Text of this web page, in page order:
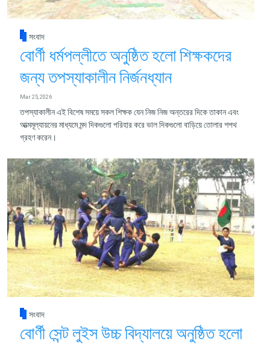
সংবাদ
বোর্ণী ধর্মপল্লীতে অনুষ্ঠিত হলো শিক্ষকদের
জন্য তপস্যাকালীন নির্জনধ্যান
Mar 25, 2026
তপস্যাকালীন এই বিশেষ সময়ে সকল শিক্ষক যেন নিজ নিজ অন্তরের দিকে তাকান এবং
আত্মমূল্যায়নের মাধ্যমে মন্দ দিকগুলো পরিহার করে ভাল দিকগুলো বাড়িয়ে তোলার শপথ
গ্রহণ করেন।
সংবাদ
বোর্ণী সেন্ট লুইস উচ্চ বিদ্যালয়ে অনুষ্ঠিত হলো